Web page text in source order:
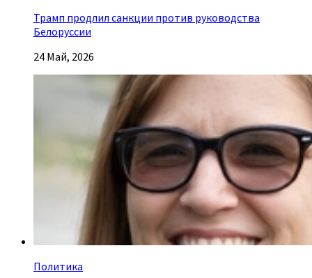
Трамп продлил санкции против руководства
Белоруссии
24 Май, 2026
Политика